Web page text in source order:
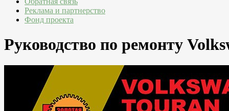
Реклама и партнерство
Фонд проекта
Руководство по ремонту